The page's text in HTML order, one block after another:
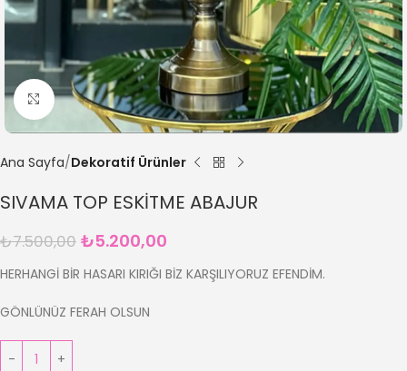
Büyütmek için tıklayın
Ana Sayfa Dekoratif Ürünler
SIVAMA TOP ESKİTME ABAJUR
₺7.500,00 ₺5.200,00
HERHANGİ BİR HASARI KIRIĞI BİZ KARŞILIYORUZ EFENDİM.
GÖNLÜNÜZ FERAH OLSUN